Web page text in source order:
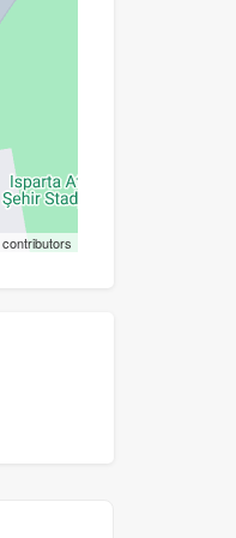
contributors